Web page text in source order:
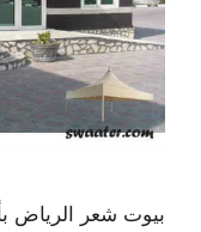
بيوت شعر الرياض